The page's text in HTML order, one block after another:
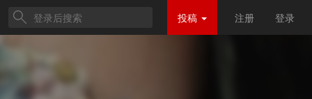
投稿 注册 登录